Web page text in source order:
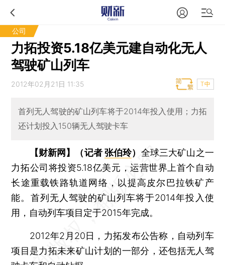
公司
力拓投资5.18亿美元建自动化无人
驾驶矿山列车
2012年02月21日 11:35 T中
首列无人驾驶的矿山列车将于2014年投入使用；力拓
还计划投入150辆无人驾驶卡车
【财新网】（记者张伯玲） 全球三大矿山之一
力拓公司将投资5.18亿美元，运营世界上首个自动
长途重载铁路轨道网络，以提高皮尔巴拉铁矿产
能。首列无人驾驶的矿山列车将于2014年投入使
用，自动列车项目定于2015年完成。
2012年2月20日，力拓发布公告称，自动列车
项目是力拓未来矿山计划的一部分，还包括无人驾